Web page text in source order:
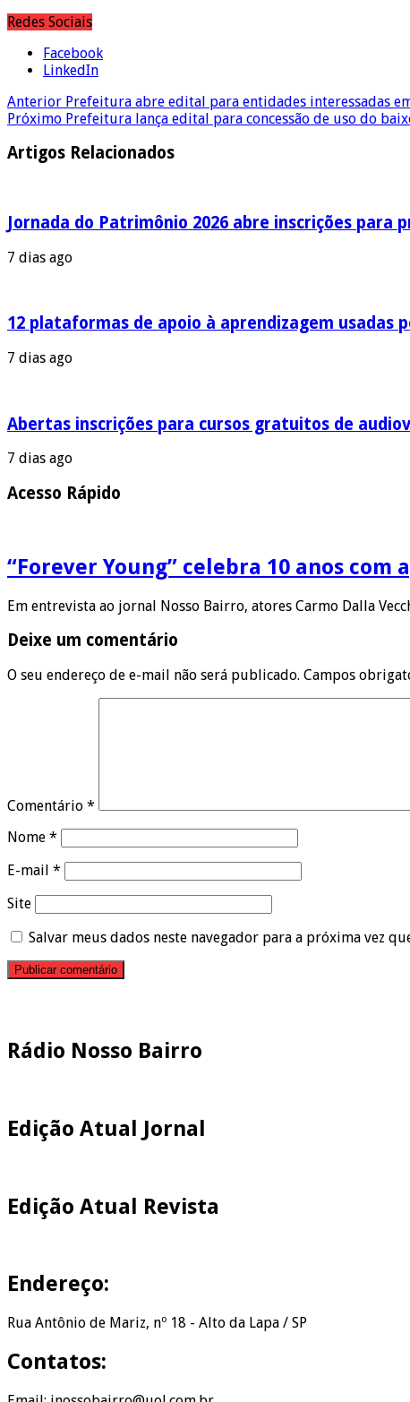
Redes Sociais
Facebook
LinkedIn
Anterior Prefeitura abre edital para entidades interessadas
Próximo Prefeitura lança edital para concessão de uso do
Artigos Relacionados
Jornada do Patrimônio 2026 abre inscrições para
7 dias ago
12 plataformas de apoio à aprendizagem usadas
7 dias ago
Abertas inscrições para cursos gratuitos de
7 dias ago
Acesso Rápido
“Forever Young” celebra 10 anos com
Em entrevista ao jornal Nosso Bairro, atores Carmo Dalla
Deixe um comentário
O seu endereço de e-mail não será publicado. Campos
Comentário *
Nome *
E-mail *
Site
Salvar meus dados neste navegador para a próxima vez
Rádio Nosso Bairro
Edição Atual Jornal
Edição Atual Revista
Endereço:
Rua Antônio de Mariz, nº 18 - Alto da Lapa / SP
Contatos: